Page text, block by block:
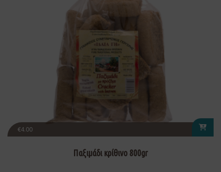
€4.00
Παξιμάδι κρίθινο 800gr